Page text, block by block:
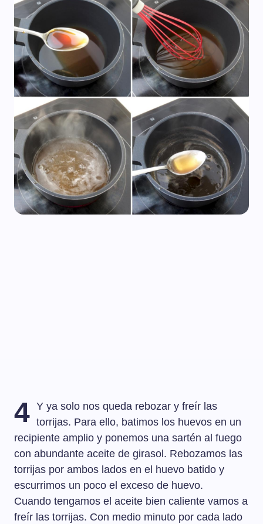
4 Y ya solo nos queda rebozar y freír las
torrijas. Para ello, batimos los huevos en un
recipiente amplio y ponemos una sartén al fuego
con abundante aceite de girasol. Rebozamos las
torrijas por ambos lados en el huevo batido y
escurrimos un poco el exceso de huevo.
Cuando tengamos el aceite bien caliente vamos a
freír las torrijas. Con medio minuto por cada lado